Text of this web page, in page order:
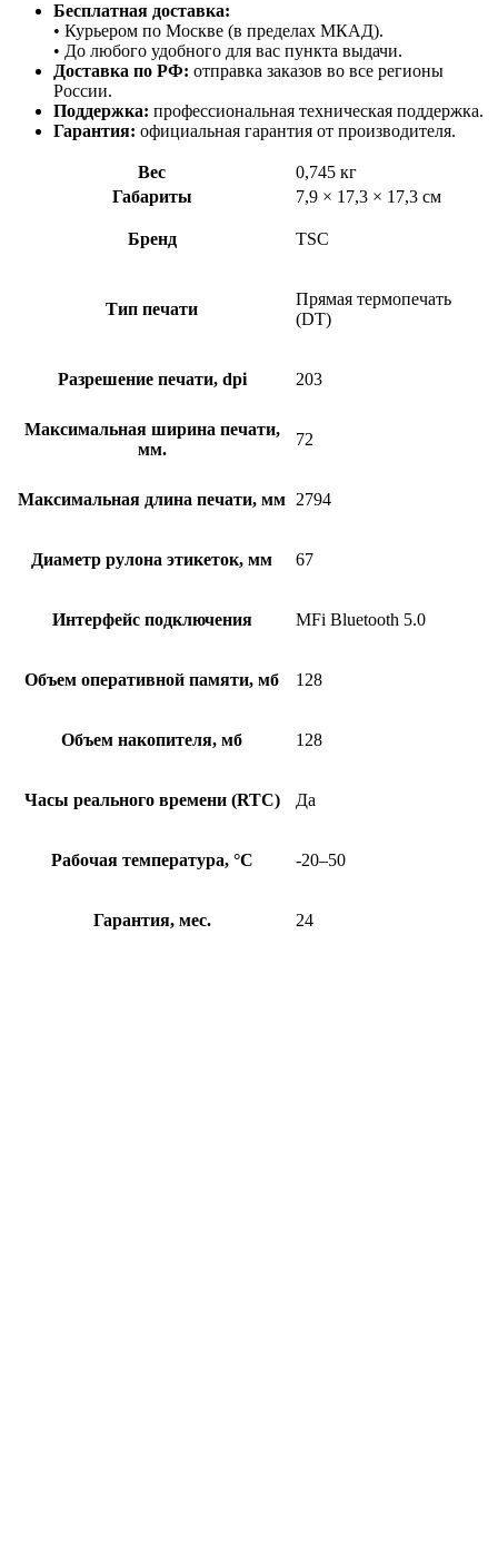
Бесплатная доставка:
• Курьером по Москве (в пределах МКАД).
• До любого удобного для вас пункта выдачи.
Доставка по РФ: отправка заказов во все регионы
России.
Поддержка: профессиональная техническая поддержка.
Гарантия: официальная гарантия от производителя.
Вес
0,745 кг
Габариты
7,9 × 17,3 × 17,3 см
Бренд TSC
Тип печати
Прямая термопечать
(DT)
Разрешение печати, dpi 203
Максимальная ширина печати,
мм.
72
Максимальная длина печати, мм 2794
Диаметр рулона этикеток, мм 67
Интерфейс подключения MFi Bluetooth 5.0
Объем оперативной памяти, мб 128
Объем накопителя, мб 128
Часы реального времени (RTC) Да
Рабочая температура, °C -20–50
Гарантия, мес. 24